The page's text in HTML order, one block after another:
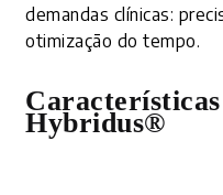
demandas clínicas:
otimização do tempo.
Hybridus®